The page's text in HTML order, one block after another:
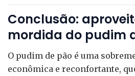
Conclusão:
mordida do pudim
O pudim de pão é uma
econômica e reconfortante,